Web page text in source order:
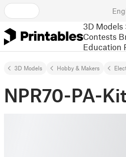
3D Models
Contests
Education
3D Models Hobby & Makers
NPR70-PA-